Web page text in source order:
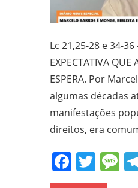
Movimentos
Populares
Lc 21,25-28 e 34-36
EXPECTATIVA QUE
ESPERA. Por
algumas décadas
manifestações
direitos, era